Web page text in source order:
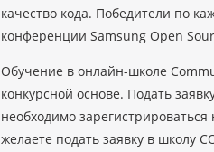
качество кода. Победители по
конференции Samsung Open
Обучение в онлайн-школе
конкурсной основе. Подать
необходимо
желаете подать заявку в школу